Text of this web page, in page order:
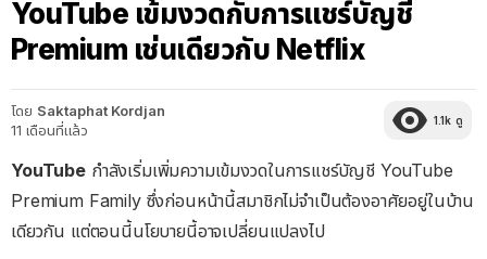
YouTube เข้มงวดกับการแชร์บัญชี
Premium เช่นเดียวกับ Netflix
โดย Saktaphat Kordjan
11 เดือนที่แล้ว
1.1k ดู
YouTubeกำลังเริ่มเพิ่มความเข้มงวดในการแชร์บัญชี YouTube
Premium Family ซึ่งก่อนหน้านี้สมาชิกไม่จำเป็นต้องอาศัยอยู่ในบ้าน
เดียวกัน แต่ตอนนี้นโยบายนี้อาจเปลี่ยนแปลงไป